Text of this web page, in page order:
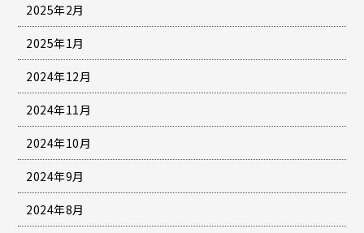
2025年2月
2025年1月
2024年12月
2024年11月
2024年10月
2024年9月
2024年8月